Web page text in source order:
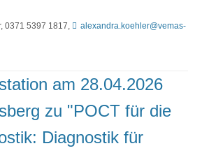
0371 5397 1817,
alexandra.koehler@vemas-
am 28.04.2026
zu "POCT für die
Diagnostik für